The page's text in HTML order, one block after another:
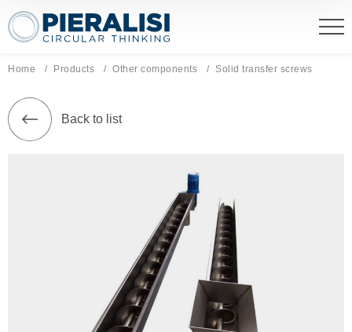
Pieralisi Maip Spa
Home Products Other components Current page:
Solid transfer screws
Back to list